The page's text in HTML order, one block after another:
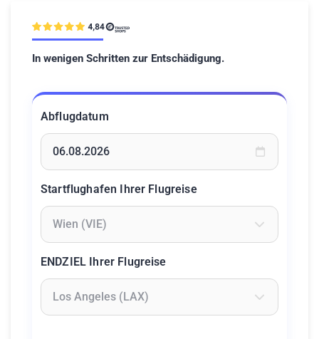
In wenigen Schritten zur Entschädigung.
Abflugdatum
Startflughafen Ihrer Flugreise
ENDZIEL Ihrer Flugreise